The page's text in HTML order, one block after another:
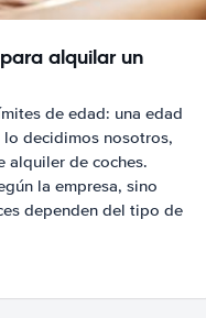
alquilar un
de edad: una edad
lo decidimos nosotros,
alquiler de coches.
la empresa, sino
dependen del tipo de